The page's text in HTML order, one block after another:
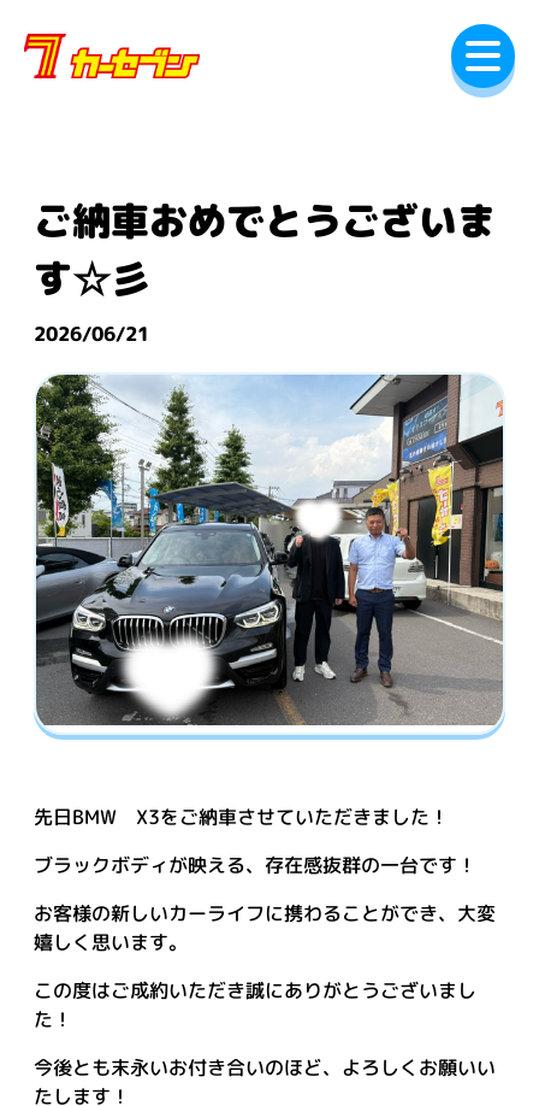
容
ご納車おめでとうございま
す☆彡
2026/06/21
先日BMW X3をご納車させていただきました！
ブラックボディが映える、存在感抜群の一台です！
お客様の新しいカーライフに携わることができ、大変
嬉しく思います。
この度はご成約いただき誠にありがとうございまし
た！
今後とも末永いお付き合いのほど、よろしくお願いい
たします！